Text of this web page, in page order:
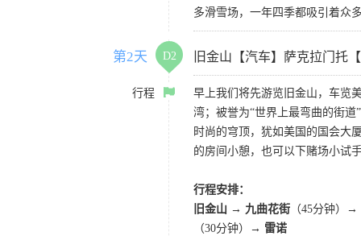
多滑雪场，一年四季都吸引着众
第2天 D2 旧金山【汽车】萨克拉门托
行程
早上我们将先游览旧金山，车览
湾；被誉为“世界上最弯曲的街
时尚的穹顶，犹如美国的国会大
的房间小憩，也可以下赌场小试
行程安排：
旧金山 → 九曲花街 （45分钟）→
（30分钟）→ 雷诺